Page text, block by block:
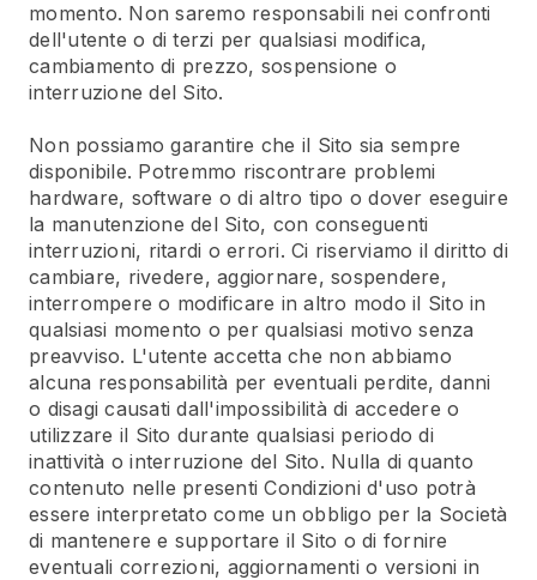
momento. Non saremo responsabili nei confronti
dell'utente o di terzi per qualsiasi modifica,
cambiamento di prezzo, sospensione o
interruzione del Sito.
Non possiamo garantire che il Sito sia sempre
disponibile. Potremmo riscontrare problemi
hardware, software o di altro tipo o dover eseguire
la manutenzione del Sito, con conseguenti
interruzioni, ritardi o errori. Ci riserviamo il diritto di
cambiare, rivedere, aggiornare, sospendere,
interrompere o modificare in altro modo il Sito in
qualsiasi momento o per qualsiasi motivo senza
preavviso. L'utente accetta che non abbiamo
alcuna responsabilità per eventuali perdite, danni
o disagi causati dall'impossibilità di accedere o
utilizzare il Sito durante qualsiasi periodo di
inattività o interruzione del Sito. Nulla di quanto
contenuto nelle presenti Condizioni d'uso potrà
essere interpretato come un obbligo per la Società
di mantenere e supportare il Sito o di fornire
eventuali correzioni, aggiornamenti o versioni in